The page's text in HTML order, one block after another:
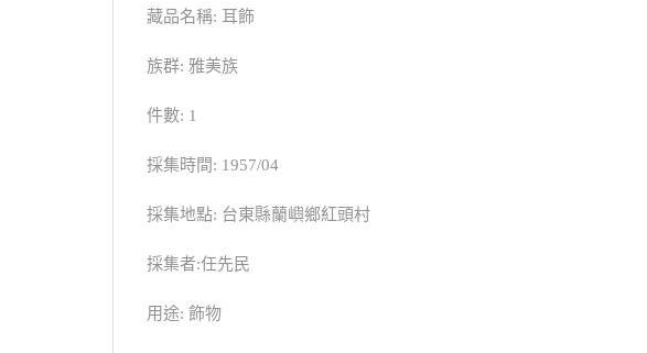
藏品名稱: 耳飾
族群: 雅美族
件數: 1
採集時間: 1957/04
採集地點: 台東縣蘭嶼鄉紅頭村
採集者:任先民
用途: 飾物